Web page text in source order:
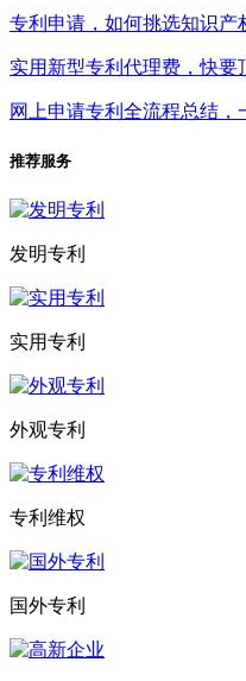
专利申请，如何挑选知识产
实用新型专利代理费，快
网上申请专利全流程总结，
推荐服务
发明专利
实用专利
外观专利
专利维权
国外专利